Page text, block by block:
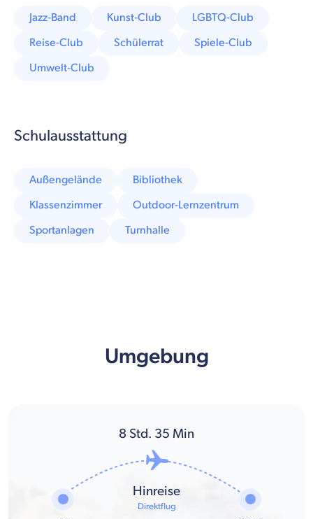
Jazz-Band Kunst-Club
LGBTQ-Club
Reise-Club
Schülerrat
Spiele-Club
Umwelt-Club
Schulausstattung
Außengelände
Bibliothek
Klassenzimmer
Outdoor-Lernzentrum
Sportanlagen
Turnhalle
Umgebung
8 Std. 35 Min
Hinreise
Direktflug